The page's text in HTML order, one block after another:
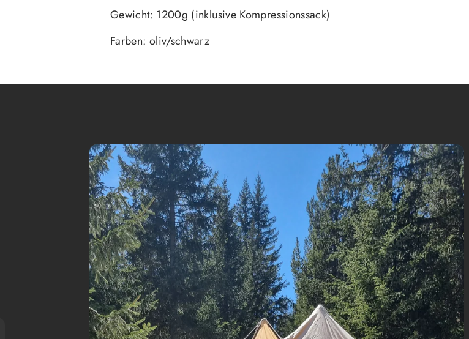
Gewicht: 1200g (inklusive Kompressionssack)
Farben: oliv/schwarz